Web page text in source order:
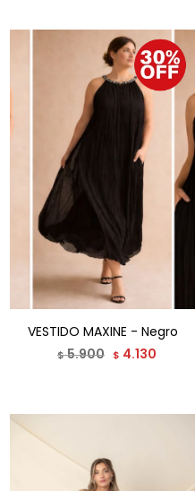
VESTIDO MAXINE - Negro
$5.900 $ 4.130